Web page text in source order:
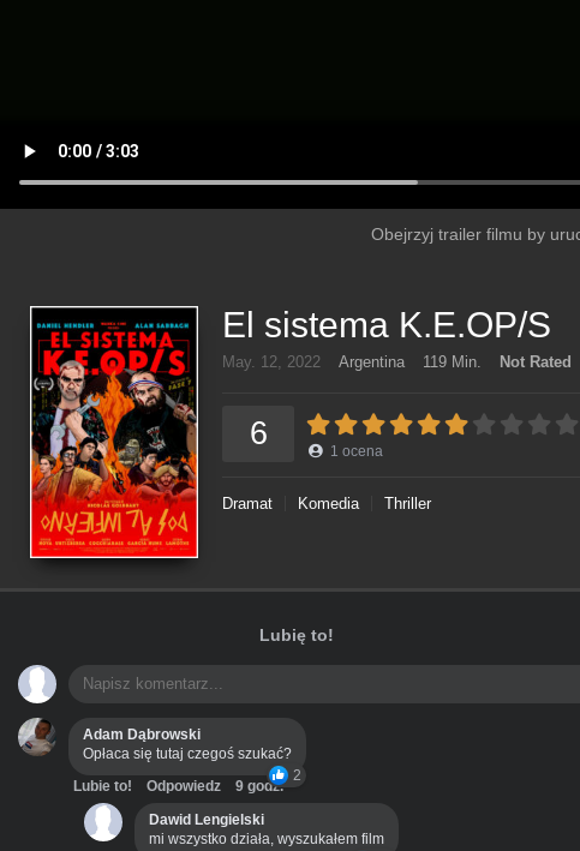
Obejrzyj trailer filmu by
El sistema K.E.OP/S
May. 12, 2022 Argentina 119 Min. Not Rated
6 1 ocena
Dramat Komedia Thriller
Lubię to!
Adam Dąbrowski
Opłaca się tutaj czegoś szukać?
2
Lubie to! Odpowiedz
9 godz.
Dawid Lengielski
mi wszystko działa, wyszukałem film